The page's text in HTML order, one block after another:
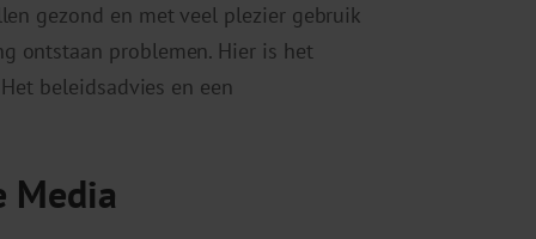
gezond en met veel plezier gebruik
ontstaan problemen. Hier is het
beleidsadvies en een
Media